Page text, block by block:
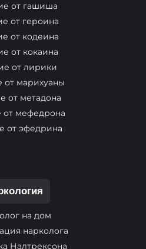
от гашиша
от героина
от кодеина
от кокаина
от лирики
от марихуаны
от метадона
от мефедрона
от эфедрина
на дом
нарколога
Налтрексона